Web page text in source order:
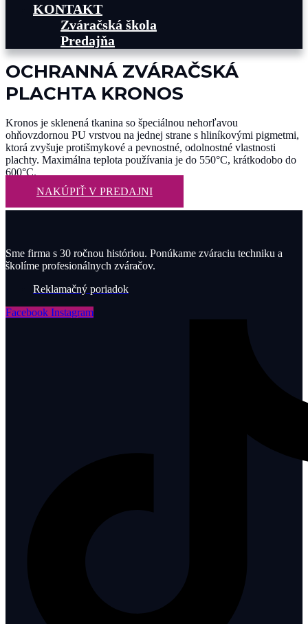
KONTAKT
Zváračská škola
Predajňa
OCHRANNÁ ZVÁRAČSKÁ
PLACHTA KRONOS
Kronos je sklenená tkanina so špeciálnou nehorľavou
ohňovzdornou PU vrstvou na jednej strane s hliníkovými pigmetmi,
ktorá zvyšuje protišmykové a pevnostné, odolnostné vlastnosti
plachty. Maximálna teplota používania je do 550°C, krátkodobo do
600°C.
NAKÚPIŤ V PREDAJNI
Sme firma s 30 ročnou históriou. Ponúkame zváraciu techniku a
školíme profesionálnych zváračov.
Reklamačný poriadok
Facebook Instagram